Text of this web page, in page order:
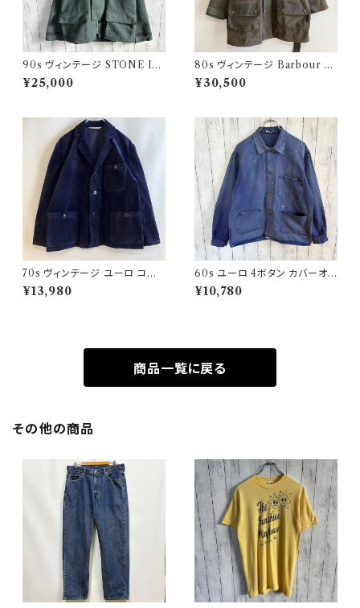
90s ヴィンテージ STONE ISL
AND ウールジャケット ストーン
アイランド グリーンエッジ
¥25,000
80s ヴィンテージ Barbour 2
ワラント ソルウェイジッパー Sol
way Zipper オイルドジャケット
¥30,500
70s ヴィンテージ ユーロ コー
デュロイ セットアップ ビンテー
ジ
¥13,980
60s ユーロ 4ボタン カバーオ
ール ワークジャケット 月桂樹ボ
タン ヴィンテージ
¥10,780
商品一覧に戻る
その他の商品